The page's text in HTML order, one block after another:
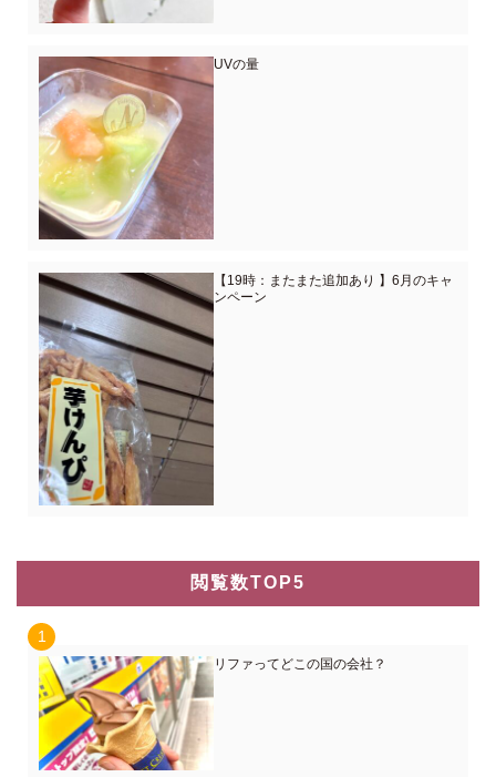
UVの量
【19時：またまた追加あり 】6月のキャ
ンペーン
閲覧数TOP5
リファってどこの国の会社？